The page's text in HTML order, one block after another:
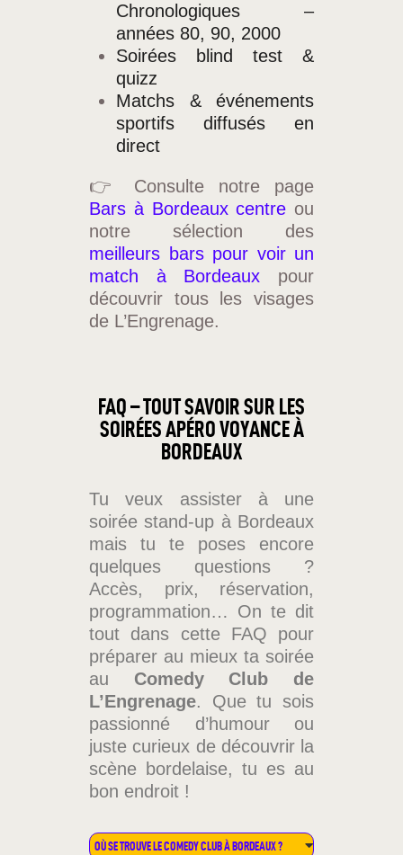
Chronologiques –
années 80, 90, 2000
Soirées blind test &
quizz
Matchs & événements
sportifs diffusés en
direct
👉 Consulte notre page
Bars à Bordeaux centre ou
notre sélection des
meilleurs bars pour voir un
match à Bordeaux pour
découvrir tous les visages
de L’Engrenage.
FAQ – TOUT SAVOIR SUR LES
SOIRÉES APÉRO VOYANCE À
BORDEAUX
Tu veux assister à une
soirée stand-up à Bordeaux
mais tu te poses encore
quelques questions ?
Accès, prix, réservation,
programmation… On te dit
tout dans cette FAQ pour
préparer au mieux ta soirée
au Comedy Club de
L’Engrenage. Que tu sois
passionné d’humour ou
juste curieux de découvrir la
scène bordelaise, tu es au
bon endroit !
OÙ SE TROUVE LE COMEDY CLUB À BORDEAUX ?